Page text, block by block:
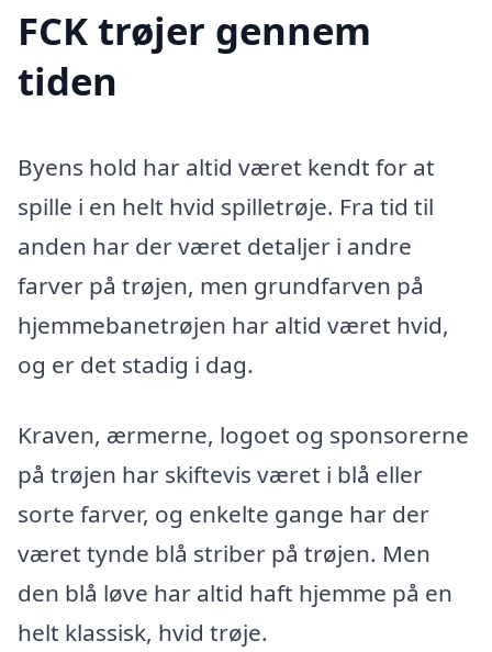
FCK trøjer gennem
tiden
Byens hold har altid været kendt for at
spille i en helt hvid spilletrøje. Fra tid til
anden har der været detaljer i andre
farver på trøjen, men grundfarven på
hjemmebanetrøjen har altid været hvid,
og er det stadig i dag.
Kraven, ærmerne, logoet og sponsorerne
på trøjen har skiftevis været i blå eller
sorte farver, og enkelte gange har der
været tynde blå striber på trøjen. Men
den blå løve har altid haft hjemme på en
helt klassisk, hvid trøje.